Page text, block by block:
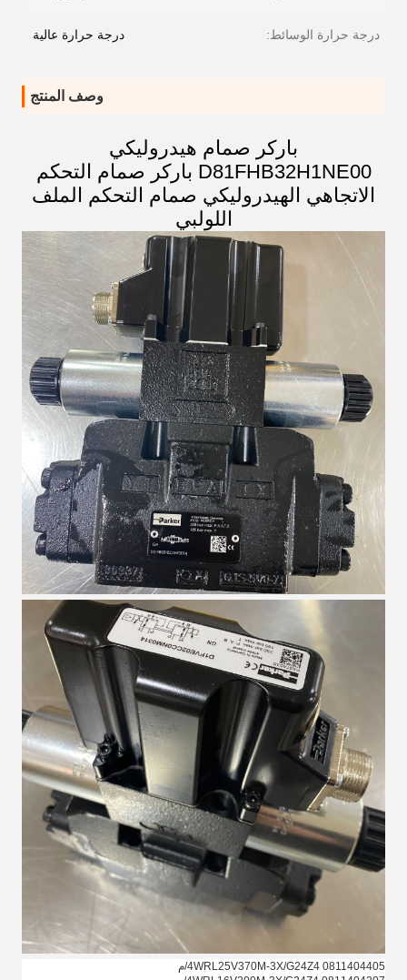
درجة حرارة الوسائط: درجة حرارة عالية
وصف المنتج
باركر صمام هيدروليكي
D81FHB32H1NE00 باركر صمام التحكم
الاتجاهي الهيدروليكي صمام التحكم الملف
اللولبي
0811404405 4WRL25V370M-3X/G24Z4/م